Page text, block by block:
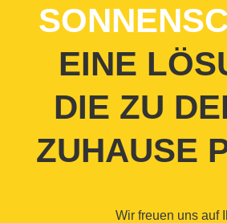
EINE
DIE ZU
ZUHAUSE
Wir freuen uns auf